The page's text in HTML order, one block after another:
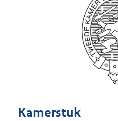
Kamerstuk